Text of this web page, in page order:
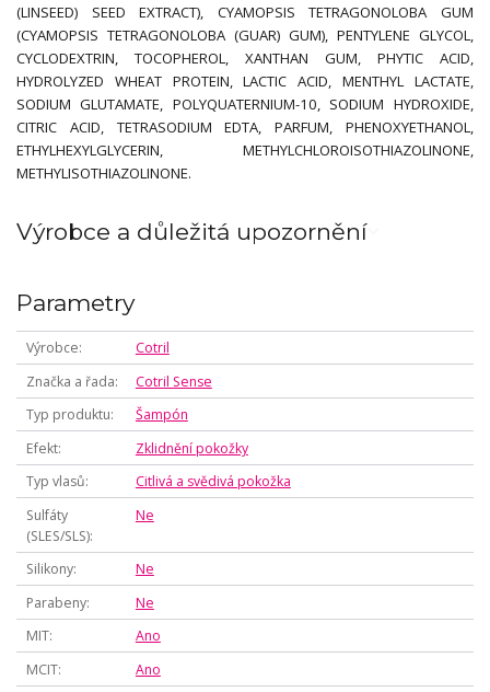
(LINSEED) SEED EXTRACT), CYAMOPSIS TETRAGONOLOBA GUM
(CYAMOPSIS TETRAGONOLOBA (GUAR) GUM), PENTYLENE GLYCOL,
CYCLODEXTRIN, TOCOPHEROL, XANTHAN GUM, PHYTIC ACID,
HYDROLYZED WHEAT PROTEIN, LACTIC ACID, MENTHYL LACTATE,
SODIUM GLUTAMATE, POLYQUATERNIUM-10, SODIUM HYDROXIDE,
CITRIC ACID, TETRASODIUM EDTA, PARFUM, PHENOXYETHANOL,
ETHYLHEXYLGLYCERIN, METHYLCHLOROISOTHIAZOLINONE,
METHYLISOTHIAZOLINONE.
Výrobce a důležitá upozornění
Parametry
Výrobce
Cotril
Značka a řada
Cotril Sense
Typ produktu
Šampón
Efekt
Zklidnění pokožky
Typ vlasů
Citlivá a svědivá pokožka
Sulfáty
(SLES/SLS)
Ne
Silikony
Ne
Parabeny
Ne
MIT
Ano
MCIT
Ano